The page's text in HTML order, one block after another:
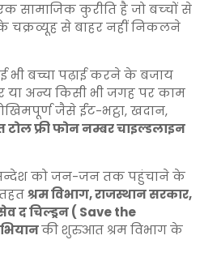
सामाजिक कुरीति है जो बच्‍चों से
चक्रव्यूह से बाहर नहीं निकलने
भी बच्चा पढ़ाई करने के बजाय
या अन्य किसी भी जगह पर काम
जैसे ईंट-भट्ठा, खदान,
फ्री फोन नम्बर चाइल्डलाइन
को जन-जन तक पहुंचाने के
श्रम विभाग, राजस्थान सरकार,
द चिल्ड्रन ( Save the
कीशुरुआत श्रम विभाग के